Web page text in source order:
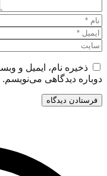
ذخیره نام، ایمیل و
دوباره دیدگاهی می‌نویسم.